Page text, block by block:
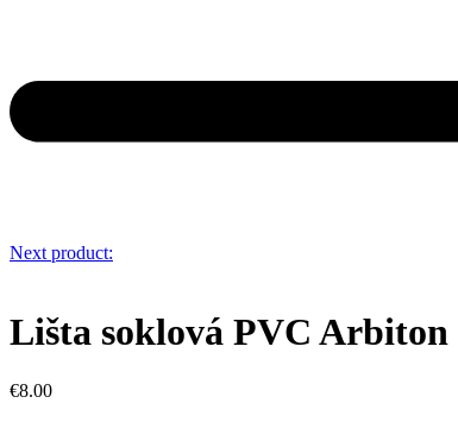
Next product:
Lišta soklová PVC
€8.00